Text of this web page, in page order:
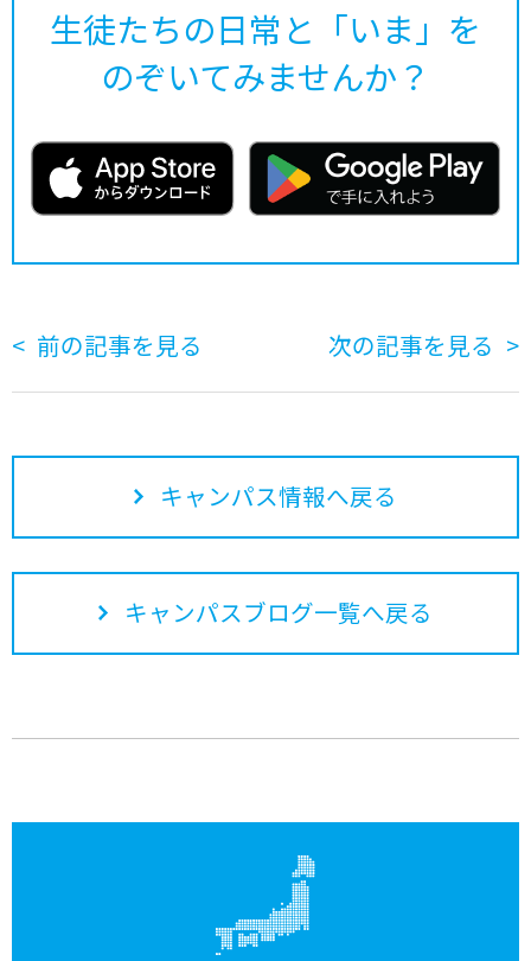
生徒たちの日常と「いま」を
のぞいてみませんか？
前の記事を見る 次の記事を見る
キャンパス情報へ戻る
キャンパスブログ一覧へ戻る